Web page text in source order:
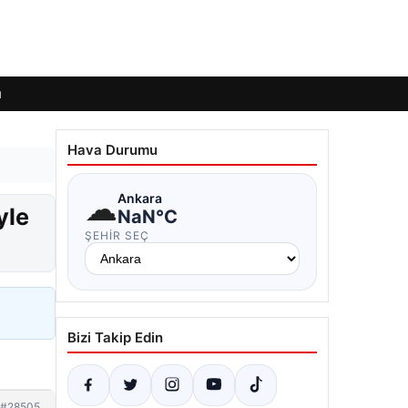
Hava Durumu
☁Ankara
NaN°C
ŞEHIR SEÇ
Bizi Takip Edin